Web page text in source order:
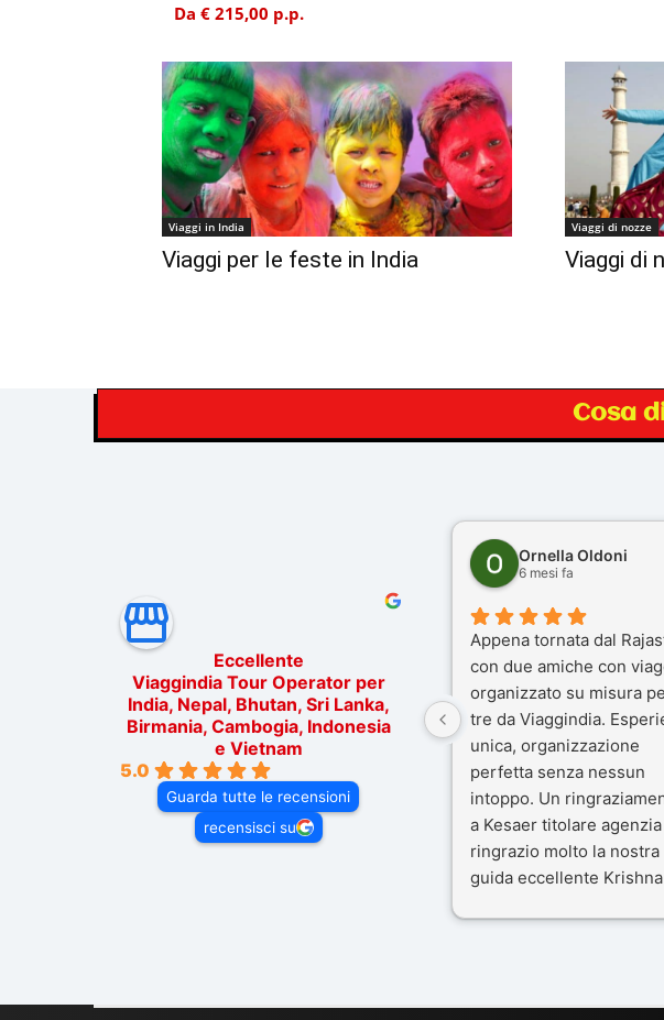
Da € 215,00 p.p.
Viaggi in India
Viaggi per le feste in India
Viaggi di nozze
Viaggi di
Cosa
Eccellente
Viaggindia Tour Operator per
India, Nepal, Bhutan, Sri Lanka,
Birmania, Cambogia, Indonesia
e Vietnam
5.0
Guarda tutte le recensioni
recensisci su
Ornella Oldoni
6 mesi fa
Appena tornata dal
con due amiche con
organizzato su misura
tre da Viaggindia.
unica, organizzazione
perfetta senza nessun
intoppo. Un
a Kesaer titolare agenzia
ringrazio molto la nostra
guida eccellente
consiglio questa agenzia